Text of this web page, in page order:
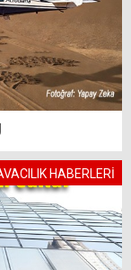
HABERLERİ